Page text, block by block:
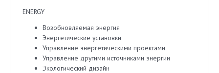
ENERGY
Возобновляемая энергия
Энергетические установки
Управление энергетическими проектами
Управление другими источниками энергии
Экологический дизайн